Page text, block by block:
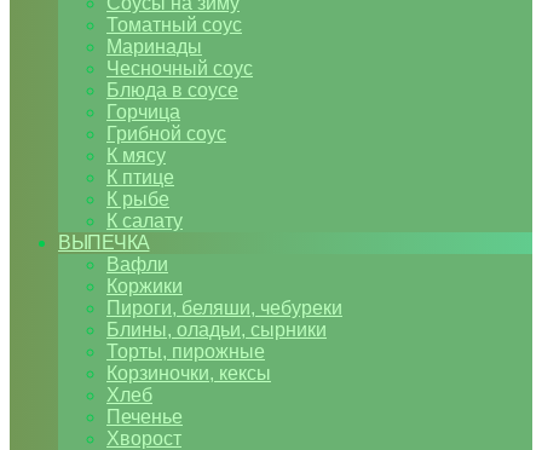
Томатный соус
Маринады
Чесночный соус
Блюда в соусе
Горчица
Грибной соус
К мясу
К птице
К рыбе
К салату
ВЫПЕЧКА
Вафли
Коржики
Пироги, беляши, чебуреки
Блины, оладьи, сырники
Торты, пирожные
Корзиночки, кексы
Хлеб
Печенье
Хворост